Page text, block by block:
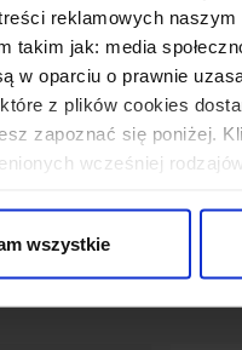
reklamowych
takim jak: media
w oparciu o prawnie
z plików cookies
zapoznać się poniżej.
wcześniej
wszystkie